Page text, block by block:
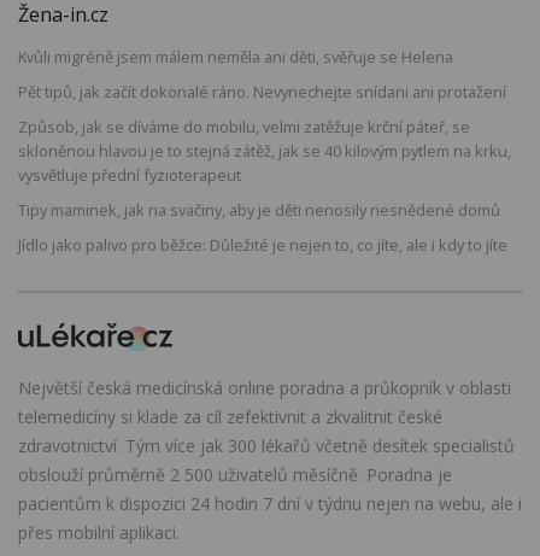
Žena-in.cz
Kvůli migréně jsem málem neměla ani děti, svěřuje se Helena
Pět tipů, jak začít dokonalé ráno. Nevynechejte snídani ani protažení
Způsob, jak se díváme do mobilu, velmi zatěžuje krční páteř, se
skloněnou hlavou je to stejná zátěž, jak se 40 kilovým pytlem na krku,
vysvětluje přední fyzioterapeut
Tipy maminek, jak na svačiny, aby je děti nenosily nesnědené domů
Jídlo jako palivo pro běžce: Důležité je nejen to, co jíte, ale i kdy to jíte
Největší česká medicínská online poradna a průkopník v oblasti
telemedicíny si klade za cíl zefektivnit a zkvalitnit české
zdravotnictví. Tým více jak 300 lékařů včetně desítek specialistů
obslouží průměrně 2 500 uživatelů měsíčně. Poradna je
pacientům k dispozici 24 hodin 7 dní v týdnu nejen na webu, ale i
přes mobilní aplikaci.